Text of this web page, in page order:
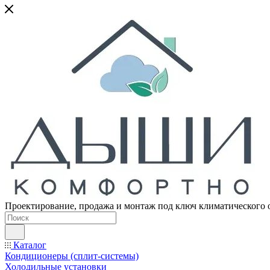
Проектирование, продажа и монтаж под ключ климатического
Каталог
Кондиционеры (сплит-системы)
Холодильные установки